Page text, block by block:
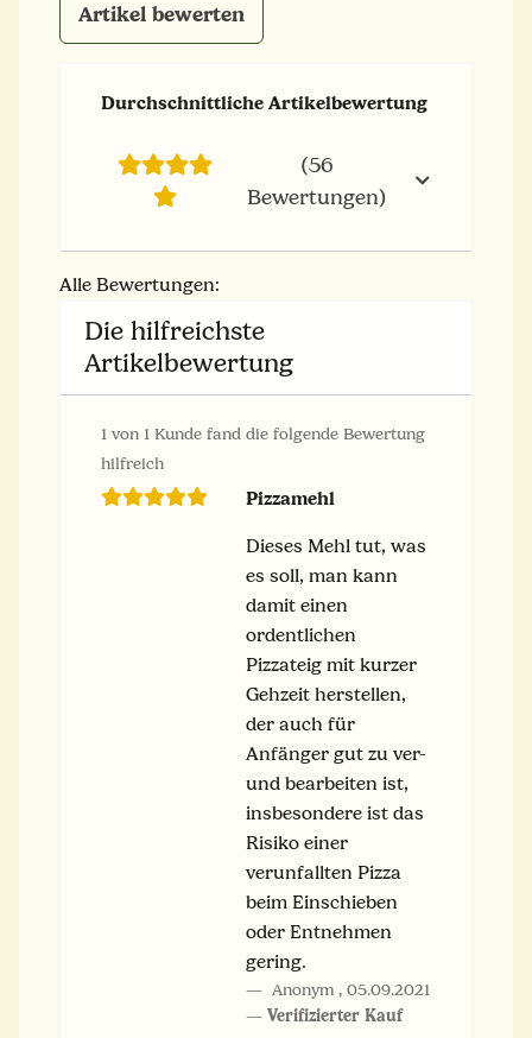
Durchschnittliche Artikelbewertung
(56
Bewertungen)
Artikel bewerten
Alle Bewertungen:
Die hilfreichste
Artikelbewertung
1 von 1 Kunde fand die folgende Bewertung
hilfreich
Pizzamehl
Dieses Mehl tut, was
es soll, man kann
damit einen
ordentlichen
Pizzateig mit kurzer
Gehzeit herstellen,
der auch für
Anfänger gut zu ver-
und bearbeiten ist,
insbesondere ist das
Risiko einer
verunfallten Pizza
beim Einschieben
oder Entnehmen
gering.
Anonym , 05.09.2021
Verifizierter Kauf